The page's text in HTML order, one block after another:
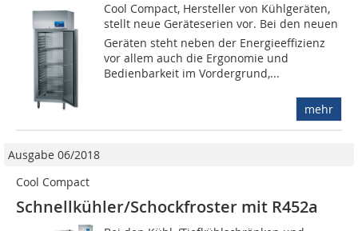
Cool Compact, Hersteller von Kühlgeräten,
stellt neue Geräteserien vor. Bei den neuen
Geräten steht neben der Energieeffizienz
vor allem auch die Ergonomie und
Bedienbarkeit im Vordergrund,...
mehr
Ausgabe 06/2018
Cool Compact
Schnellkühler/Schockfroster mit R452a